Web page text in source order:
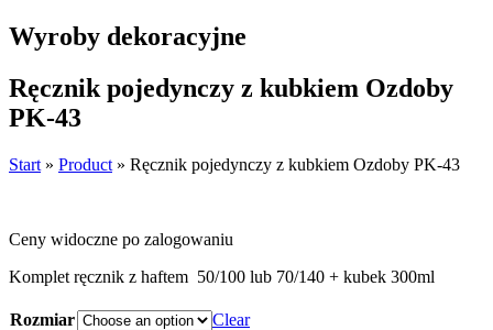
Wyroby dekoracyjne
Ręcznik pojedynczy z kubkiem Ozdoby
PK-43
Start » Product » Ręcznik pojedynczy z kubkiem Ozdoby PK-43
Ceny widoczne po zalogowaniu
Komplet ręcznik z haftem 50/100 lub 70/140 + kubek 300ml
Rozmiar
Clear